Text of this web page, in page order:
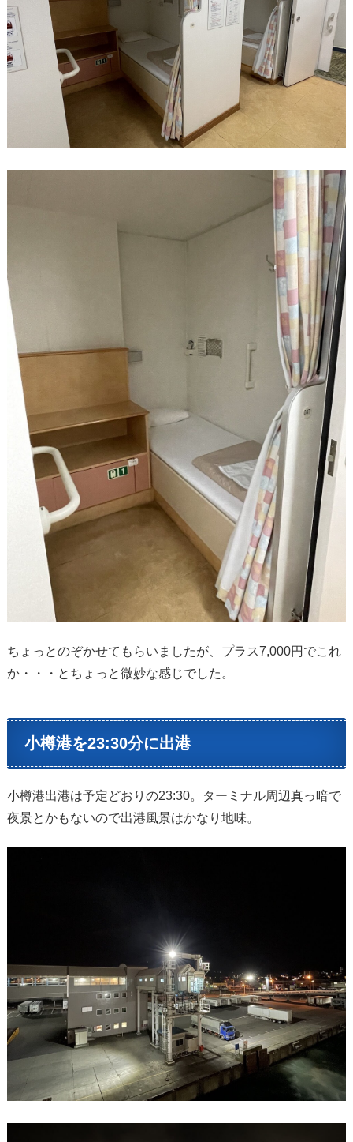
ちょっとのぞかせてもらいましたが、プラス7,000円でこれ
か・・・とちょっと微妙な感じでした。
小樽港を23:30分に出港
小樽港出港は予定どおりの23:30。ターミナル周辺真っ暗で
夜景とかもないので出港風景はかなり地味。